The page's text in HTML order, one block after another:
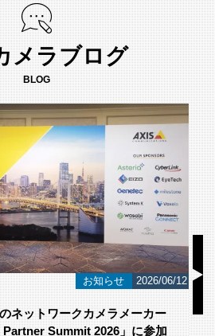
メラブログ
BLOG
お知らせ 2026/06/12
ットワークカメラメーカー
Summit 2026」に参加